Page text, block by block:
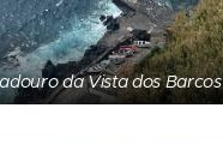
da Vista dos Barcos